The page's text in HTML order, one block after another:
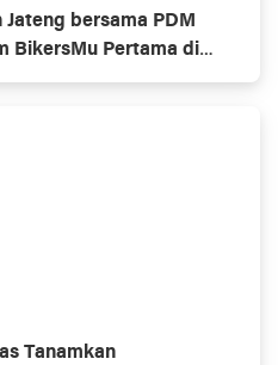
bersama PDM
BikersMu Pertama di
Komunitas
Tanamkan